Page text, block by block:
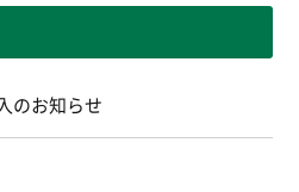
のお知らせ